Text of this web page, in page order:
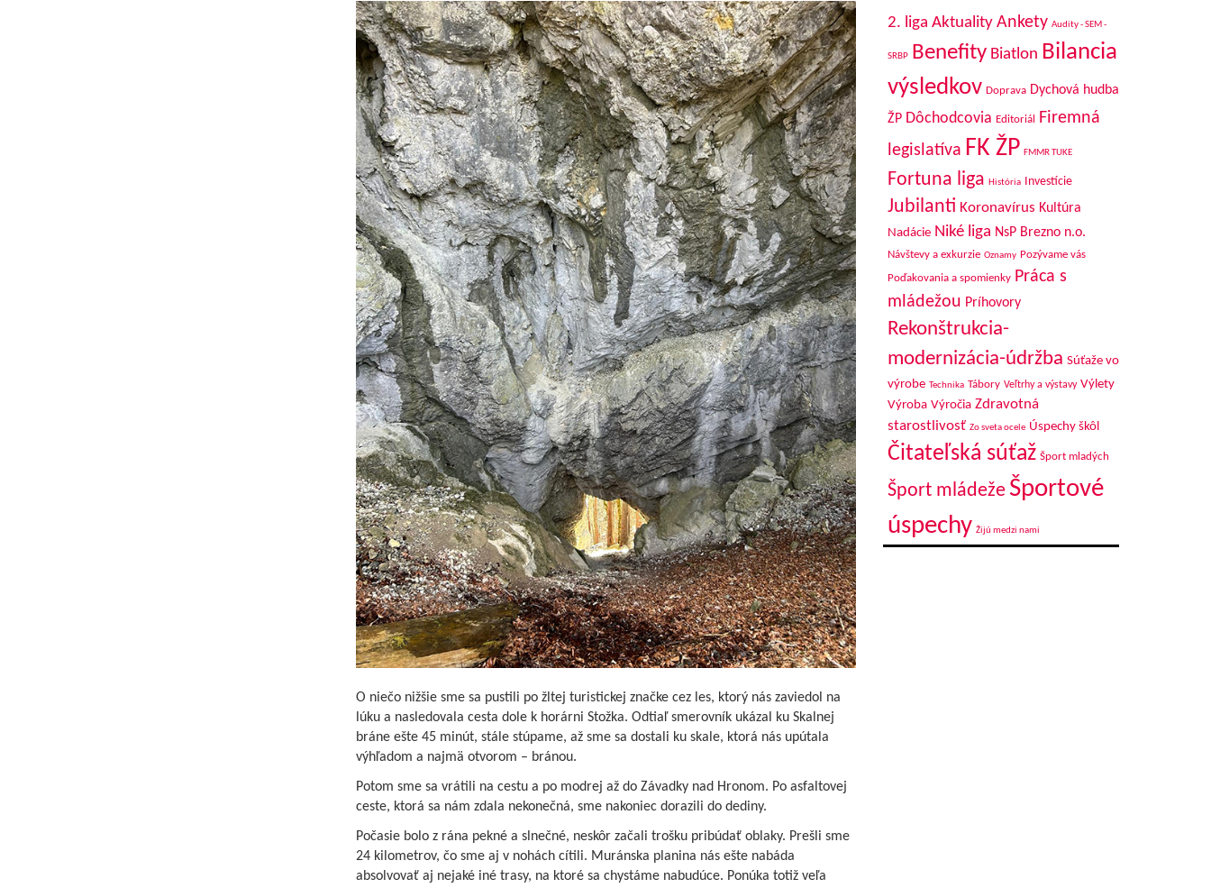
O niečo nižšie sme sa pustili po žltej turistickej značke cez les, ktorý nás zaviedol na
lúku a nasledovala cesta dole k horárni Stožka. Odtiaľ smerovník ukázal ku Skalnej
bráne ešte 45 minút, stále stúpame, až sme sa dostali ku skale, ktorá nás upútala
výhľadom a najmä otvorom – bránou.
Potom sme sa vrátili na cestu a po modrej až do Závadky nad Hronom. Po asfaltovej
ceste, ktorá sa nám zdala nekonečná, sme nakoniec dorazili do dediny.
Počasie bolo z rána pekné a slnečné, neskôr začali trošku pribúdať oblaky. Prešli sme
24 kilometrov, čo sme aj v nohách cítili. Muránska planina nás ešte nabáda
absolvovať aj nejaké iné trasy, na ktoré sa chystáme nabudúce. Ponúka totiž veľa
2. liga Aktuality Ankety Audity - SEM -
SRBP Benefity Biatlon Bilancia
výsledkov Doprava Dychová hudba
ŽP Dôchodcovia Editoriál
Firemná
legislatíva FK ŽP FMMR TUKE
Fortuna liga História Investície
Jubilanti Koronavírus Kultúra
Nadácie Niké liga NsP Brezno n.o.
Návštevy a exkurzie Oznamy Pozývame vás
Poďakovania a spomienky Práca s
mládežou Príhovory
Rekonštrukcia-
modernizácia-údržba Súťaže vo
výrobe Technika Tábory Veľtrhy a výstavy Výlety
Výroba Výročia Zdravotná
starostlivosť Zo sveta ocele Úspechy škôl
Čitateľská súťaž Šport mladých
Šport mládeže Športové
úspechy Žijú medzi nami